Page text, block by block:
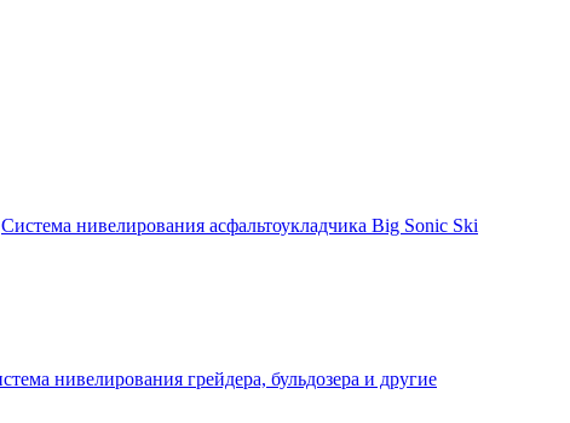
Система нивелирования асфальтоукладчика Big Sonic Ski
нивелирования грейдера, бульдозера и другие